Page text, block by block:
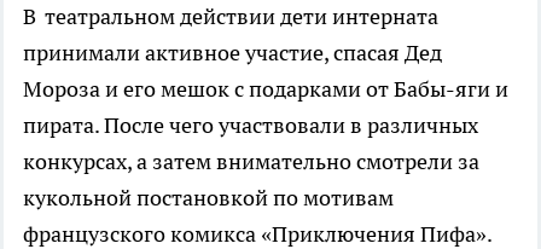
В театральном действии дети интерната
принимали активное участие, спасая Дед
Мороза и его мешок с подарками от Бабы-яги и
пирата. После чего участвовали в различных
конкурсах, а затем внимательно смотрели за
кукольной постановкой по мотивам
французского комикса «Приключения Пифа».